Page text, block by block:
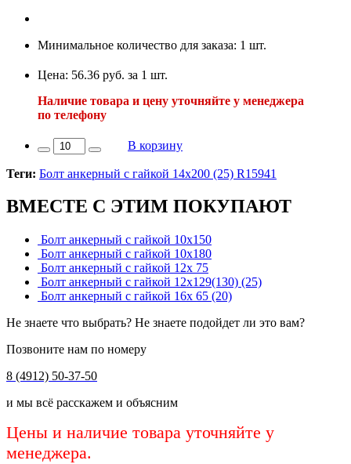
Минимальное количество для заказа: 1 шт.
Цена: 56.36 руб. за 1 шт.
Наличие товара и цену уточняйте у менеджера
по телефону
В корзину
Теги: Болт анкерный с гайкой 14х200 (25) R15941
ВМЕСТЕ С ЭТИМ ПОКУПАЮТ
Болт анкерный с гайкой 10х150
Болт анкерный с гайкой 10х180
Болт анкерный с гайкой 12х 75
Болт анкерный с гайкой 12х129(130) (25)
Болт анкерный с гайкой 16х 65 (20)
Не знаете что выбрать? Не знаете подойдет ли это вам?
Позвоните нам по номеру
8 (4912) 50-37-50
и мы всё расскажем и объясним
Цены и наличие товара уточняйте у
менеджера.